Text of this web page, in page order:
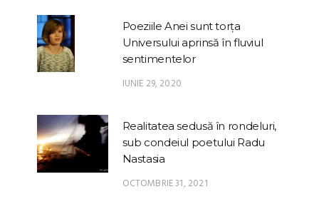
Poeziile Anei sunt torța
Universului aprinsă în fluviul
sentimentelor
IUNIE 29, 2020
Realitatea sedusă în rondeluri,
sub condeiul poetului Radu
Nastasia
OCTOMBRIE 31, 2021